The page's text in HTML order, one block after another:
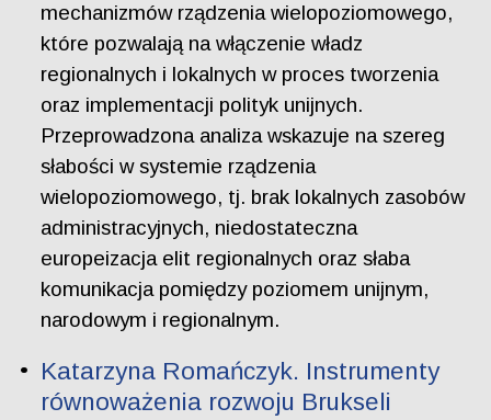
mechanizmów rządzenia wielopoziomowego,
które pozwalają na włączenie władz
regionalnych i lokalnych w proces tworzenia
oraz implementacji polityk unijnych.
Przeprowadzona analiza wskazuje na szereg
słabości w systemie rządzenia
wielopoziomowego, tj. brak lokalnych zasobów
administracyjnych, niedostateczna
europeizacja elit regionalnych oraz słaba
komunikacja pomiędzy poziomem unijnym,
narodowym i regionalnym.
Katarzyna Romańczyk. Instrumenty
równoważenia rozwoju Brukseli